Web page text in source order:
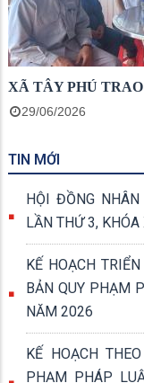
XÃ TÂY PHÚ
29/06/2026
TIN MỚI
HỘI ĐỒNG
KẾ HOẠCH TRIỂN
BẢN QUY PHẠM
NĂM 2026
KẾ HOẠCH
PHẠM PHÁP